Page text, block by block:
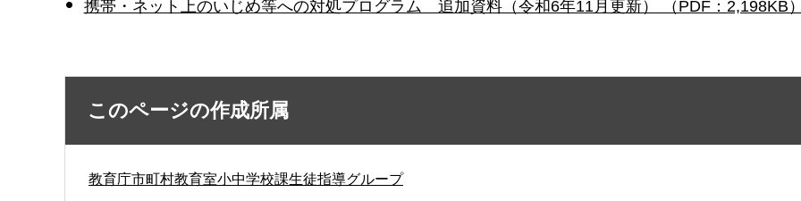
携帯・ネット上のいじめ等への対処プログラム 追加資料（令和6年11月更新） （PDF：2,198KB
このページの作成所属
教育庁市町村教育室小中学校課生徒指導グループ